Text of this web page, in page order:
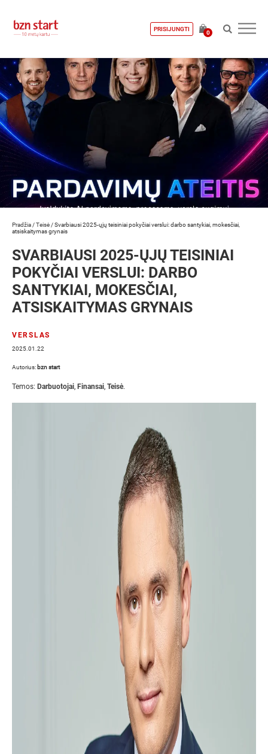
PRISIJUNGTI
0
Pradžia /Teisė /Svarbiausi 2025-ųjų teisiniai pokyčiai verslui: darbo santykiai, mokesčiai,
atsiskaitymas grynais
SVARBIAUSI 2025-ŲJŲ TEISINIAI
POKYČIAI VERSLUI: DARBO
SANTYKIAI, MOKESČIAI,
ATSISKAITYMAS GRYNAIS
VERSLAS
2025.01.22
Autorius: bzn start
Temos: Darbuotojai, Finansai, Teisė.